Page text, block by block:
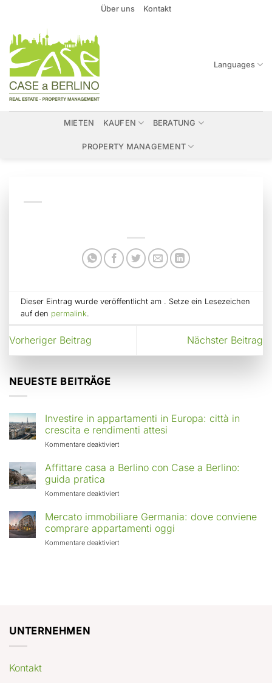
springen
Über uns Kontakt
Languages
MIETEN KAUFEN BERATUNG
PROPERTY MANAGEMENT
Dieser Eintrag wurde veröffentlicht am . Setze ein Lesezeichen
auf den permalink.
Vorheriger Beitrag Nächster Beitrag
NEUESTE BEITRÄGE
Investire in appartamenti in Europa: città in
crescita e rendimenti attesi
Kommentare deaktiviertfür
in
Europa:
in
crescita
rendimenti
Affittare casa a Berlino con Case a Berlino:
guida pratica
Kommentare deaktiviertfür
casa
a
Berlino
con
Mercato immobiliare Germania: dove conviene
comprare appartamenti oggi
Kommentare deaktiviertfür
UNTERNEHMEN
Kontakt